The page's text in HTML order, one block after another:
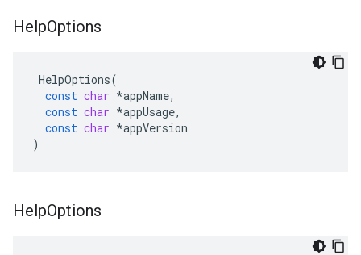
HelpOptions
HelpOptions(
const char *appName,
const char *appUsage,
const char *appVersion
)
HelpOptions